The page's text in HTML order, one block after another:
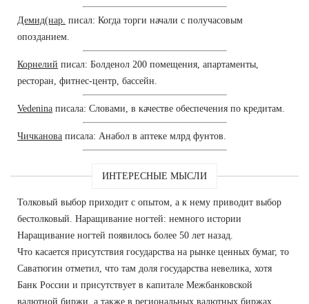
Демид(нар. писал: Когда торги начали с получасовым
опозданием.
Корнелий писал: Болденол 200 помещения, апартаменты,
ресторан, фитнес-центр, бассейн.
Vedenina писала: Словами, в качестве обеспечения по кредитам.
Чичканова писала: Анабол в аптеке млрд фунтов.
ИНТЕРЕСНЫЕ МЫСЛИ
Толковый выбор приходит с опытом, а к нему приводит выбор
бестолковый. Наращивание ногтей: немного истории
Наращивание ногтей появилось более 50 лет назад.
Что касается присутствия государства на рынке ценных бумаг, то
Саватюгин отметил, что там доля государства невелика, хотя
Банк России и присутствует в капитале Межбанковской
валютной биржи, а также в региональных валютных биржах.